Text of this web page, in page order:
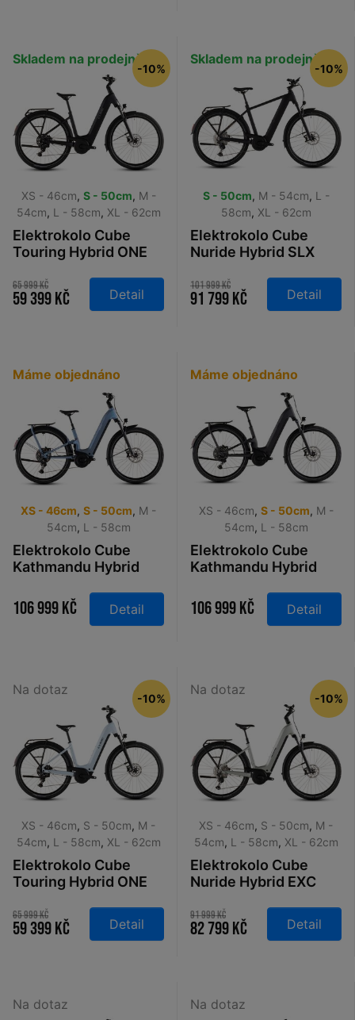
Skladem na prodejně
XS - 46cm, S - 50cm, M -
54cm, L - 58cm, XL - 62cm
Elektrokolo Cube
Touring Hybrid ONE
´chrome 2026
-10%
65 999 Kč
59 399 Kč Detail
Skladem na prodejně
S - 50cm, M - 54cm, L -
58cm, XL - 62cm
Elektrokolo Cube
Nuride Hybrid SLX
2026
-10%
101 999 Kč
91 799 Kč Detail
Máme objednáno
XS - 46cm, S - 50cm, M -
54cm, L - 58cm
Elektrokolo Cube
Kathmandu Hybrid
Easy Entry hazeblue
´n´blue 2026
106 999 Kč Detail
Máme objednáno
XS - 46cm, S - 50cm, M -
54cm, L - 58cm
Elektrokolo Cube
Kathmandu Hybrid
Easy Entry slabgrey´n
´black 2026
106 999 Kč Detail
Na dotaz
XS - 46cm, S - 50cm, M -
54cm, L - 58cm, XL - 62cm
Elektrokolo Cube
Touring Hybrid ONE
glacier´n´reflex 2026
-10%
65 999 Kč
59 399 Kč Detail
Na dotaz
XS - 46cm, S - 50cm, M -
54cm, L - 58cm, XL - 62cm
Elektrokolo Cube
Nuride Hybrid EXC
lemongrass´n´reflex
2026
-10%
91 999 Kč
82 799 Kč Detail
Na dotaz Na dotaz